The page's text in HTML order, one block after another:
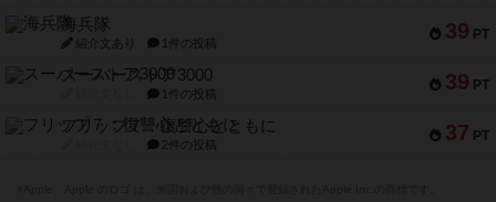
39 PT
海兵隊
紹介文あり 1件の投稿
39 PT
スーパーストア3000
1件の投稿
37 PT
フリップ７：復讐心とともに
2件の投稿